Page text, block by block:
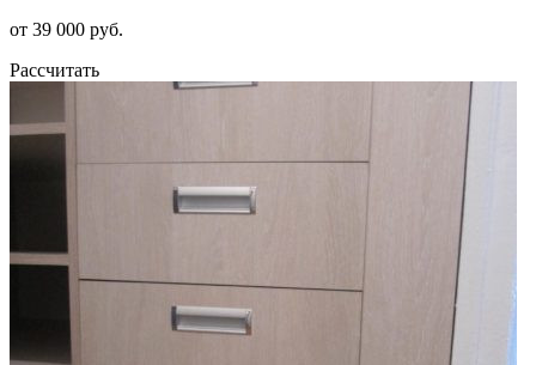
от 39 000 руб.
Рассчитать